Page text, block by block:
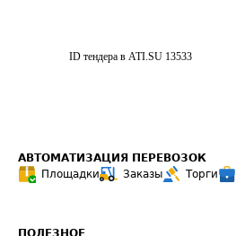
ID тендера в ATI.SU 13533
АВТОМАТИЗАЦИЯ ПЕРЕВОЗОК
Площадки
Заказы Торги
ПОЛЕЗНОЕ